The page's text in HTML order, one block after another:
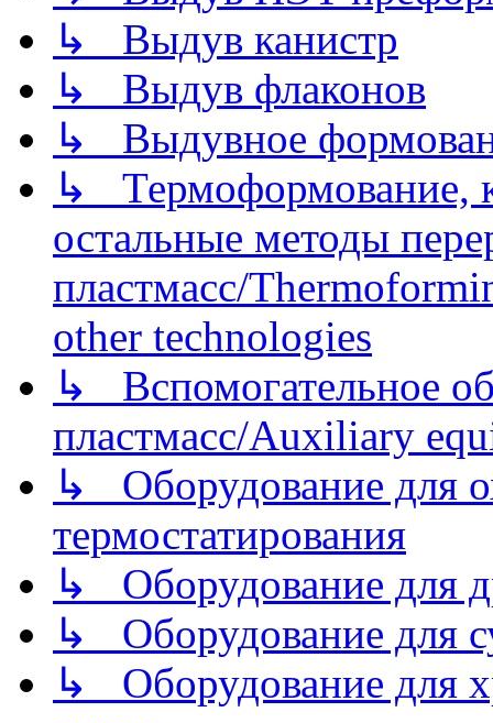
↳ Выдув канистр
↳ Выдув флаконов
↳ Выдувное
↳ Термоформование,
остальные методы
пластмасс/
other technologies
↳ Вспомогательное
пластмасс/Auxiliary
↳ Оборудование для
термостатирования
↳ Оборудование для
↳ Оборудование для
↳ Оборудование для